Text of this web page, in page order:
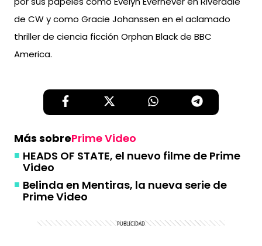
de CW y como Gracie Johanssen en el aclamado
thriller de ciencia ficción Orphan Black de BBC
America.
Más sobrePrime Video
HEADS OF STATE, el nuevo filme de Prime
Video
Belinda en Mentiras, la nueva serie de
Prime Video